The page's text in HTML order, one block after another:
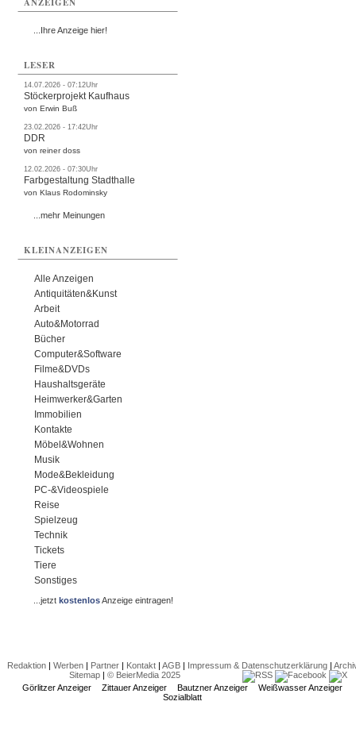
...Ihre Anzeige hier!
LESER
14.07.2026 - 07:12Uhr
Stöckerprojekt Kaufhaus
von Erwin Buß
23.02.2026 - 17:42Uhr
DDR
von reiner doss
12.02.2026 - 07:30Uhr
Farbgestaltung Stadthalle
von Klaus Rodominsky
...mehr Meinungen
KLEINANZEIGEN
Alle Anzeigen
Antiquitäten&Kunst
Arbeit
Auto&Motorrad
Bücher
Computer&Software
Filme&DVDs
Haushaltsgeräte
Heimwerker&Garten
Immobilien
Kontakte
Möbel&Wohnen
Musik
Mode&Bekleidung
PC-&Videospiele
Reise
Spielzeug
Technik
Tickets
Tiere
Sonstiges
...jetztkostenlosAnzeige eintragen!
Redaktion| Werben| Partner| Kontakt| AGB| Impressum & Datenschutzerklärung|
Sitemap| © BeierMedia 2025
Görlitzer Anzeiger
Zittauer Anzeiger Bautzner Anzeiger
Weißwasser Anzeiger
Sozialblatt